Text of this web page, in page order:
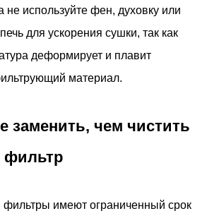
не используйте фен, духовку или
для ускорения сушки, так как
деформирует и плавит
материал.
заменить, чем чистить
фильтр
имеют ограниченный срок